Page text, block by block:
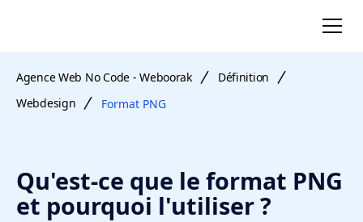
Agence Web No Code - Weboorak
Définition
Webdesign
Format PNG
Qu'est-ce que le format PNG
et pourquoi l'utiliser ?